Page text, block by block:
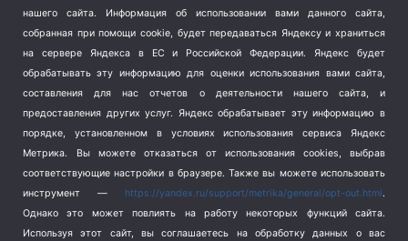
Школа и спорт (2)
Экология (8)
Экономика (1172)
нашего сайта. Информация об использовании вами данного сайта,
собранная при помощи cookie, будет передаваться Яндексу и храниться
на сервере Яндекса в ЕС и Российской Федерации. Яндекс будет
обрабатывать эту информацию для оценки использования вами сайта,
составления для нас отчетов о деятельности нашего сайта, и
предоставления других услуг. Яндекс обрабатывает эту информацию в
порядке, установленном в условиях использования сервиса Яндекс
Метрика.
Вы можете отказаться от использования cookies, выбрав
соответствующие настройки в браузере. Также вы можете использовать
инструмент — https://yandex.ru/support/metrika/general/opt-out.html.
Однако это может повлиять на работу некоторых функций сайта.
Используя этот сайт, вы соглашаетесь на обработку данных о вас